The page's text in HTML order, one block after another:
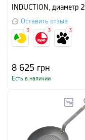
INDUCTION, диаметр
черный
Оставить отзыв
8 625 грн
Есть в наличии
3 3 3